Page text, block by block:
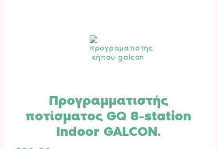
Προγραμματιστής
ποτίσματος GQ 8-station
Indoor GALCON.